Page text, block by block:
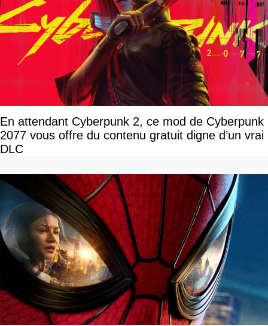
En attendant Cyberpunk 2, ce mod de Cyberpunk
2077 vous offre du contenu gratuit digne d’un vrai
DLC